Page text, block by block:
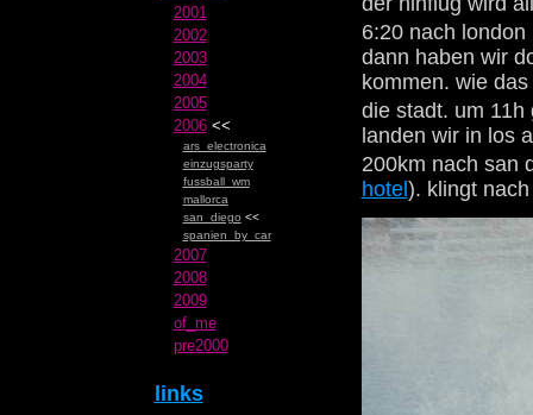
2001
2002
2003
2004
2005
2006<<
ars_electronica
einzugsparty
fussball_wm
mallorca
san_diego <<
spanien_by_car
2007
2008
2009
of_me
pre2000
links
6:20 nach
dann haben wir
kommen. wie
die stadt. um
landen wir in los
200km nach san
hotel). klingt